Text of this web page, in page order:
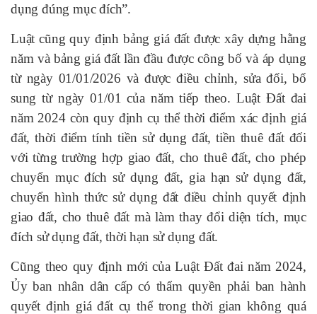
dụng đúng mục đích”.
Luật cũng quy định bảng giá đất được xây dựng hằng
năm và bảng giá đất lần đầu được công bố và áp dụng
từ ngày 01/01/2026 và được điều chỉnh, sửa đổi, bổ
sung từ ngày 01/01 của năm tiếp theo. Luật Đất đai
năm 2024 còn quy định cụ thể thời điểm xác định giá
đất, thời điểm tính tiền sử dụng đất, tiền thuê đất đối
với từng trường hợp giao đất, cho thuê đất, cho phép
chuyển mục đích sử dụng đất, gia hạn sử dụng đất,
chuyển hình thức sử dụng đất điều chỉnh quyết định
giao đất, cho thuê đất mà làm thay đổi diện tích, mục
đích sử dụng đất, thời hạn sử dụng đất.
Cũng theo quy định mới của Luật Đất đai năm 2024,
Ủy ban nhân dân cấp có thẩm quyền phải ban hành
quyết định giá đất cụ thể trong thời gian không quá